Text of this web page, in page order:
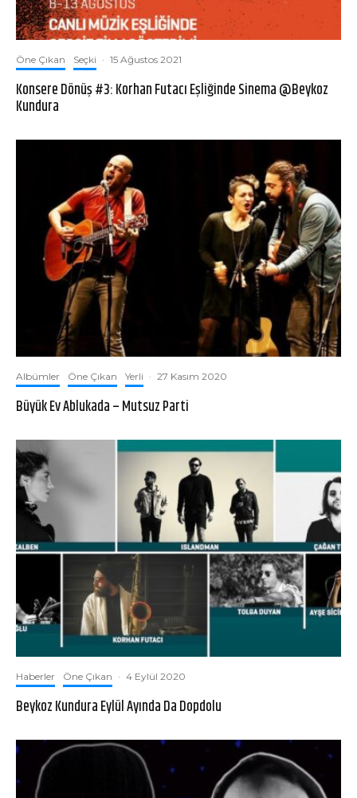
Öne Çıkan Seçki · 15 Ağustos 2021
Konsere Dönüş #3: Korhan Futacı Eşliğinde Sinema @Beykoz
Kundura
Albümler Öne Çıkan Yerli · 27 Kasım 2020
Büyük Ev Ablukada – Mutsuz Parti
Haberler Öne Çıkan · 4 Eylül 2020
Beykoz Kundura Eylül Ayında Da Dopdolu